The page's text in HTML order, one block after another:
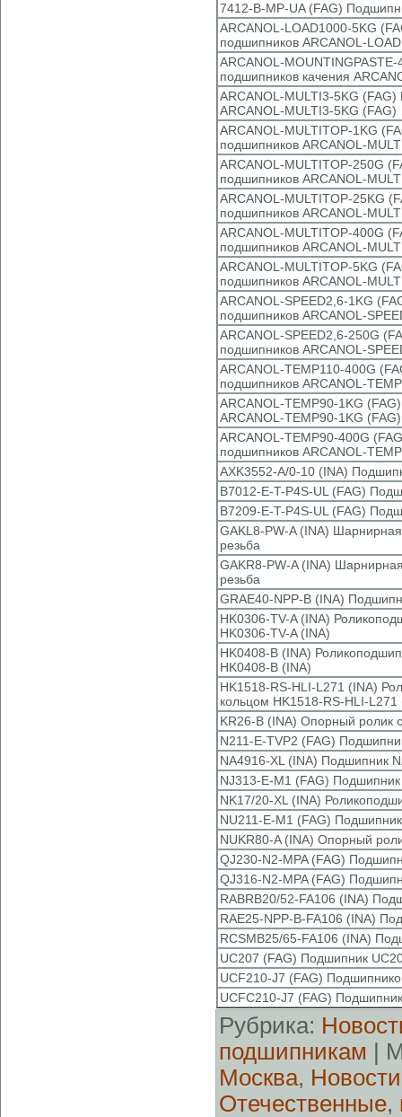
7412-B-MP-UA (FAG)
ARCANOL-LOAD1000-5KG
подшипников ARCANOL-
ARCANOL-
подшипников качения
ARCANOL-MULTI3-5KG
ARCANOL-MULTI3-5KG (FAG)
ARCANOL-MULTITOP-1KG
подшипников ARCANOL-
ARCANOL-MULTITOP-250G
подшипников ARCANOL-
ARCANOL-MULTITOP-25KG
подшипников ARCANOL-
ARCANOL-MULTITOP-400G
подшипников ARCANOL-
ARCANOL-MULTITOP-5KG
подшипников ARCANOL-
ARCANOL-SPEED2,6-1KG
подшипников ARCANOL-
ARCANOL-SPEED2,6-250G
подшипников ARCANOL-
ARCANOL-TEMP110-400G
подшипников ARCANOL-
ARCANOL-TEMP90-1KG
ARCANOL-TEMP90-1KG (FAG)
ARCANOL-TEMP90-400G
подшипников ARCANOL-
AXK3552-A/0-10 (INA)
B7012-E-T-P4S-UL (FAG)
B7209-E-T-P4S-UL (FAG)
GAKL8-PW-A (INA)
резьба
GAKR8-PW-A (INA)
резьба
GRAE40-NPP-B (INA)
HK0306-TV-A (INA)
HK0306-TV-A (INA)
HK0408-B (INA)
HK0408-B (INA)
HK1518-RS-HLI-L271 (INA)
кольцом HK1518-RS-HLI-L271
KR26-B (INA) Опорный ролик
N211-E-TVP2 (FAG)
NA4916-XL (INA) Подшипник
NJ313-E-M1 (FAG)
NK17/20-XL (INA)
NU211-E-M1 (FAG)
NUKR80-A (INA) Опорный
QJ230-N2-MPA (FAG)
QJ316-N2-MPA (FAG)
RABRB20/52-FA106 (INA)
RAE25-NPP-B-FA106 (INA)
RCSMB25/65-FA106 (INA)
UC207 (FAG) Подшипник
UCF210-J7 (FAG)
UCFC210-J7 (FAG)
Рубрика:
подшипникам |
Москва, Новости
Отечественные,